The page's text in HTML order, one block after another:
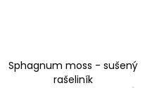
Sphagnum moss - sušený
rašeliník